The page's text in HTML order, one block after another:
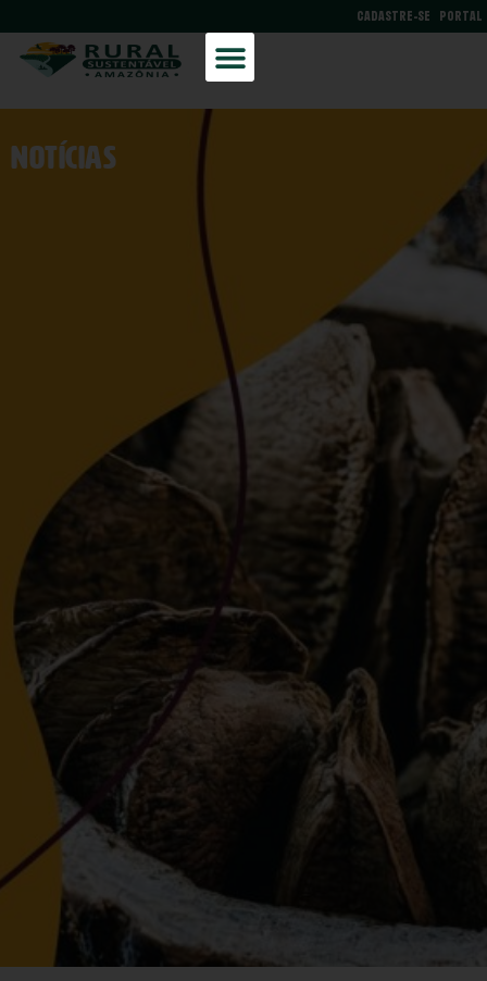
PORTAL
CADASTRE-SE
NOtícias